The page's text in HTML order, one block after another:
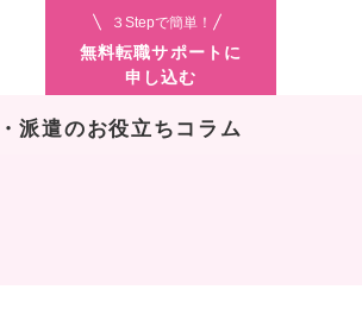
３Stepで簡単！
無料転職サポートに
申し込む
派遣のお役立ちコラム